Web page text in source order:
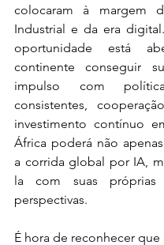
colocaram à margem
Industrial e da era
oportunidade está
continente conseguir
impulso com
consistentes,
investimento contínuo
África poderá não
a corrida global por IA,
la com suas próprias
perspectivas.
É hora de reconhecer